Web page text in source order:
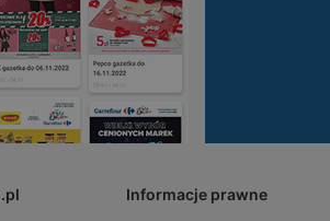
Informacje prawne